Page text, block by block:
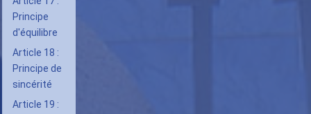
Principe
d'équilibre
Article 18 :
Principe de
sincérité
Article 19 :